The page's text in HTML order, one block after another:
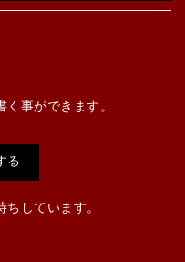
事ができます。
る
しています。